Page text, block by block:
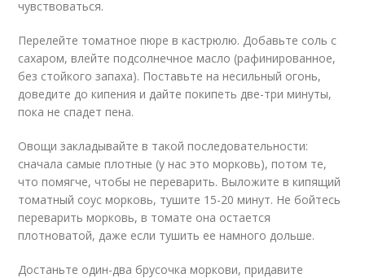
чувствоваться.
Перелейте томатное пюре в кастрюлю. Добавьте соль с
сахаром, влейте подсолнечное масло (рафинированное,
без стойкого запаха). Поставьте на несильный огонь,
доведите до кипения и дайте покипеть две-три минуты,
пока не спадет пена.
Овощи закладывайте в такой последовательности:
сначала самые плотные (у нас это морковь), потом те,
что помягче, чтобы не переварить. Выложите в кипящий
томатный соус морковь, тушите 15-20 минут. Не бойтесь
переварить морковь, в томате она остается
плотноватой, даже если тушить ее намного дольше.
Достаньте один-два брусочка моркови, придавите